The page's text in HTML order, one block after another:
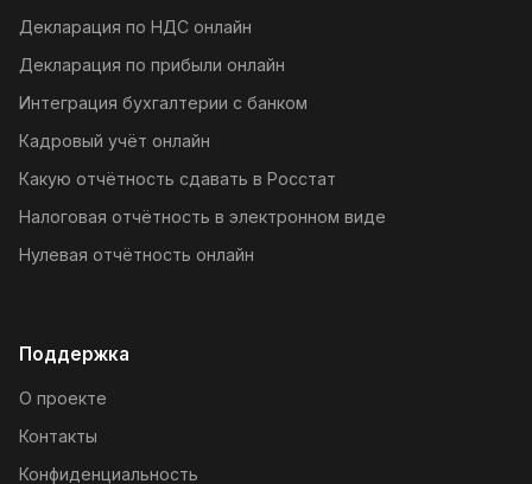
Декларация по НДС онлайн
Декларация по прибыли онлайн
Интеграция бухгалтерии с банком
Кадровый учёт онлайн
Какую отчётность сдавать в Росстат
Налоговая отчётность в электронном виде
Нулевая отчётность онлайн
Поддержка
О проекте
Контакты
Конфиденциальность